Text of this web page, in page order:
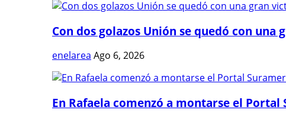
Con dos golazos Unión se quedó con una
enelarea Ago 6, 2026
En Rafaela comenzó a montarse el Portal